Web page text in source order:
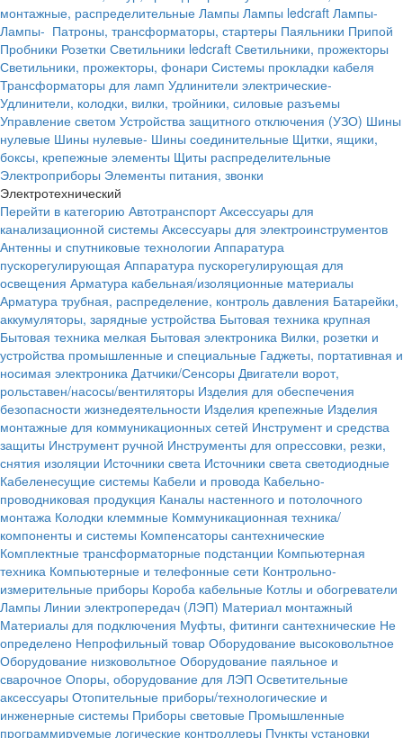
монтажные, распределительные Лампы Лампы ledcraft Лампы-
Лампы- Патроны, трансформаторы, стартеры Паяльники Припой
Пробники Розетки Светильники ledcraft Светильники, прожекторы
Светильники, прожекторы, фонари Системы прокладки кабеля
Трансформаторы для ламп Удлинители электрические-
Удлинители, колодки, вилки, тройники, силовые разъемы
Управление светом Устройства защитного отключения (УЗО) Шины
нулевые Шины нулевые- Шины соединительные Щитки, ящики,
боксы, крепежные элементы Щиты распределительные
Электроприборы Элементы питания, звонки
Электротехнический
Перейти в категорию Автотранспорт Аксессуары для
канализационной системы Аксессуары для электроинструментов
Антенны и спутниковые технологии Аппаратура
пускорегулирующая Аппаратура пускорегулирующая для
освещения Арматура кабельная/изоляционные материалы
Арматура трубная, распределение, контроль давления Батарейки,
аккумуляторы, зарядные устройства Бытовая техника крупная
Бытовая техника мелкая Бытовая электроника Вилки, розетки и
устройства промышленные и специальные Гаджеты, портативная и
носимая электроника Датчики/Сенсоры Двигатели ворот,
рольставен/насосы/вентиляторы Изделия для обеспечения
безопасности жизнедеятельности Изделия крепежные Изделия
монтажные для коммуникационных сетей Инструмент и средства
защиты Инструмент ручной Инструменты для опрессовки, резки,
снятия изоляции Источники света Источники света светодиодные
Кабеленесущие системы Кабели и провода Кабельно-
проводниковая продукция Каналы настенного и потолочного
монтажа Колодки клеммные Коммуникационная техника/
компоненты и системы Компенсаторы сантехнические
Комплектные трансформаторные подстанции Компьютерная
техника Компьютерные и телефонные сети Контрольно-
измерительные приборы Короба кабельные Котлы и обогреватели
Лампы Линии электропередач (ЛЭП) Материал монтажный
Материалы для подключения Муфты, фитинги сантехнические Не
определено Непрофильный товар Оборудование высоковольтное
Оборудование низковольтное Оборудование паяльное и
сварочное Опоры, оборудование для ЛЭП Осветительные
аксессуары Отопительные приборы/технологические и
инженерные системы Приборы световые Промышленные
программируемые логические контроллеры Пункты установки